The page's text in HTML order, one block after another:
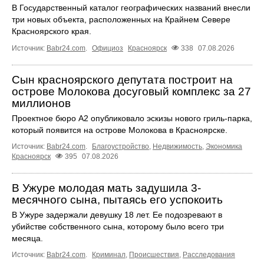
В Государственный каталог географических названий внесли
три новых объекта, расположенных на Крайнем Севере
Красноярского края.
Источник: Babr24.com. Официоз Красноярск 338 07.08.2026
Сын красноярского депутата построит на
острове Молокова досуговый комплекс за 27
миллионов
Проектное бюро А2 опубликовало эскизы нового гриль-парка,
который появится на острове Молокова в Красноярске.
Источник: Babr24.com. Благоустройство, Недвижимость, Экономика
Красноярск
395 07.08.2026
В Ужуре молодая мать задушила 3-
месячного сына, пытаясь его успокоить
В Ужуре задержали девушку 18 лет. Ее подозревают в
убийстве собственного сына, которому было всего три
месяца.
Источник: Babr24.com. Криминал, Происшествия, Расследования